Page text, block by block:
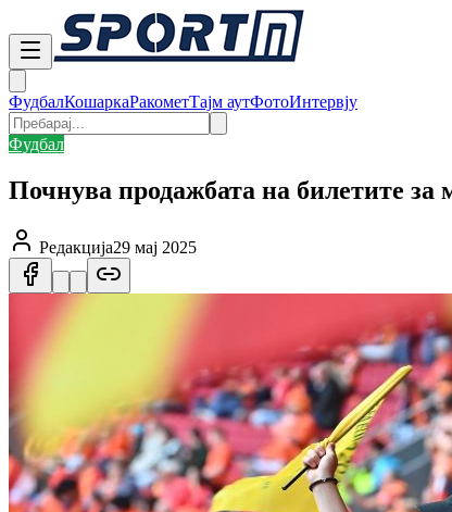
ФудбалКошаркаРакометТајм аутФотоИнтервју
Фудбал
Почнува продажбата на билетите за
Редакција29 мај 2025